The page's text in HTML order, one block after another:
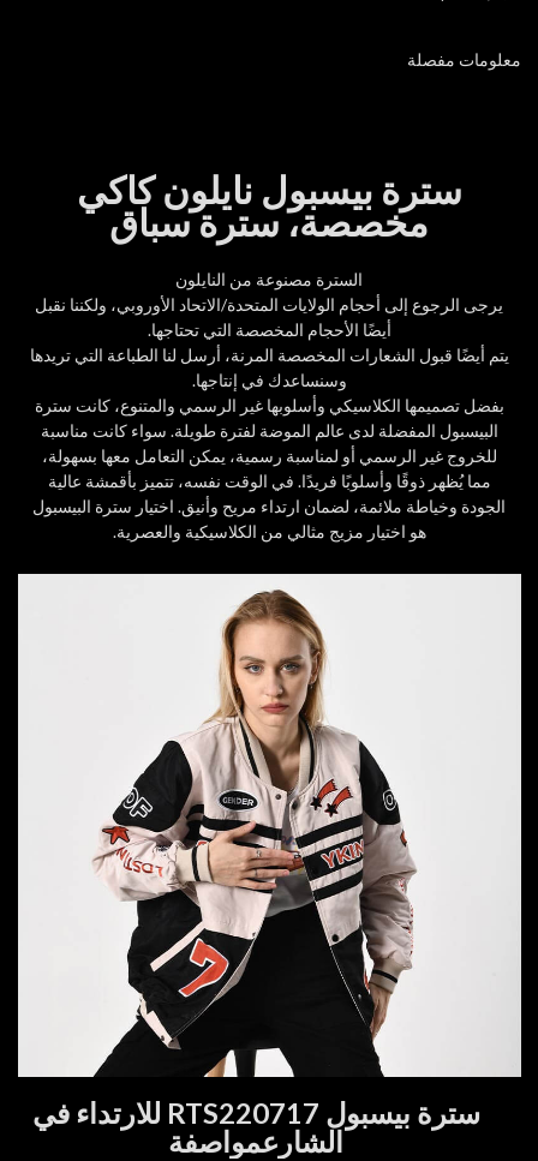
معلومات مفصلة
سترة بيسبول نايلون كاكي
مخصصة، سترة سباق
السترة مصنوعة من النايلون
يرجى الرجوع إلى أحجام الولايات المتحدة/الاتحاد الأوروبي، ولكننا نقبل
أيضًا الأحجام المخصصة التي تحتاجها.
يتم أيضًا قبول الشعارات المخصصة المرنة، أرسل لنا الطباعة التي تريدها
وسنساعدك في إنتاجها.
بفضل تصميمها الكلاسيكي وأسلوبها غير الرسمي والمتنوع، كانت سترة
البيسبول المفضلة لدى عالم الموضة لفترة طويلة. سواء كانت مناسبة
للخروج غير الرسمي أو لمناسبة رسمية، يمكن التعامل معها بسهولة،
مما يُظهر ذوقًا وأسلوبًا فريدًا. في الوقت نفسه، تتميز بأقمشة عالية
الجودة وخياطة ملائمة، لضمان ارتداء مريح وأنيق. اختيار سترة البيسبول
هو اختيار مزيج مثالي من الكلاسيكية والعصرية.
سترة بيسبول RTS220717 للارتداء في
الشارعمواصفة